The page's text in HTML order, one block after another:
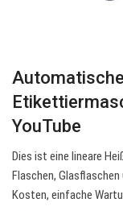
YouTube
Dies ist eine lineare
Flaschen,
Kosten, einfache